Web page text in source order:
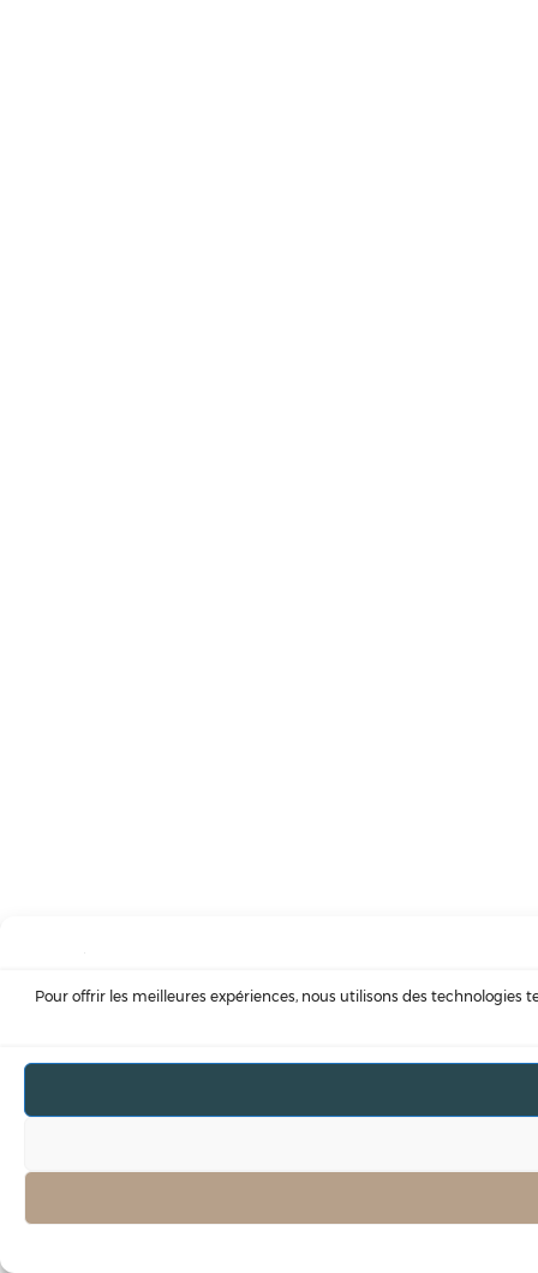
Pour offrir les meilleures expériences, nous utilisons des